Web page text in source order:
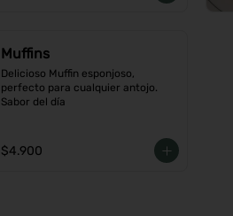
Muffins
Delicioso Muffin esponjoso,
perfecto para cualquier antojo.
Sabor del día
$4.900